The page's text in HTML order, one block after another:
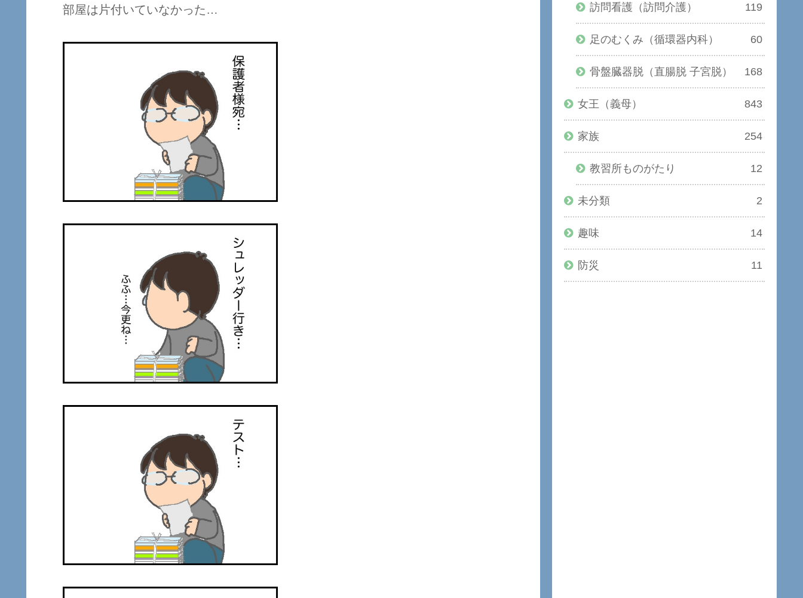
部屋は片付いていなかった…
訪問看護（訪問介護） 119
足のむくみ（循環器内科） 60
骨盤臓器脱（直腸脱 子宮脱） 168
女王（義母） 843
家族 254
教習所ものがたり 12
未分類 2
趣味 14
防災 11